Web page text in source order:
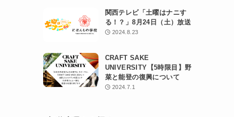
関西テレビ「土曜はナニす
る！？」8月24日（土）放送
2024.8.23
CRAFT SAKE
UNIVERSITY【5時限目】野
菜と能登の復興について
2024.7.1